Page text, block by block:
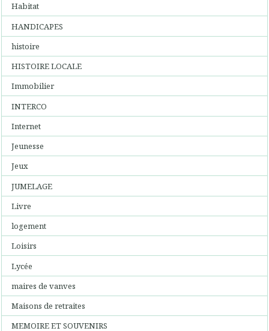
Habitat
HANDICAPES
histoire
HISTOIRE LOCALE
Immobilier
INTERCO
Internet
Jeunesse
Jeux
JUMELAGE
Livre
logement
Loisirs
Lycée
maires de vanves
Maisons de retraites
MEMOIRE ET SOUVENIRS